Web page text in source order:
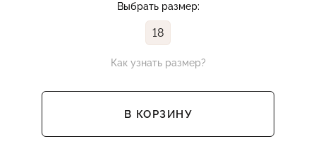
Выбрать размер:
18
Как узнать размер?
В КОРЗИНУ